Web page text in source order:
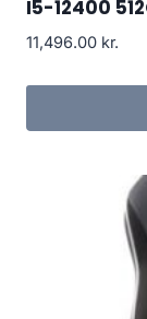
I5-12400
11,496.00 kr.